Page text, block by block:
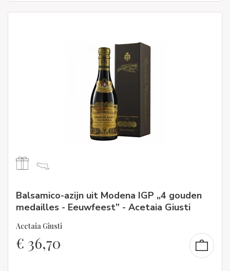
Balsamico-azijn uit Modena IGP „4 gouden
medailles - Eeuwfeest” - Acetaia Giusti
Acetaia Giusti
€ 36,70